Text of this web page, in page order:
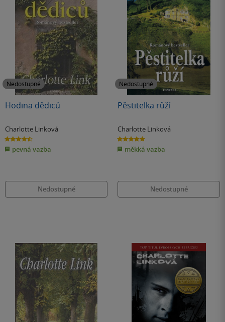
Nedostupné
Hodina dědiců
Charlotte Linková
4.5
z
5
hvězdiček
pevná vazba
Nedostupné
Nedostupné
Pěstitelka růží
Charlotte Linková
5.0
z
5
hvězdiček
měkká vazba
Nedostupné